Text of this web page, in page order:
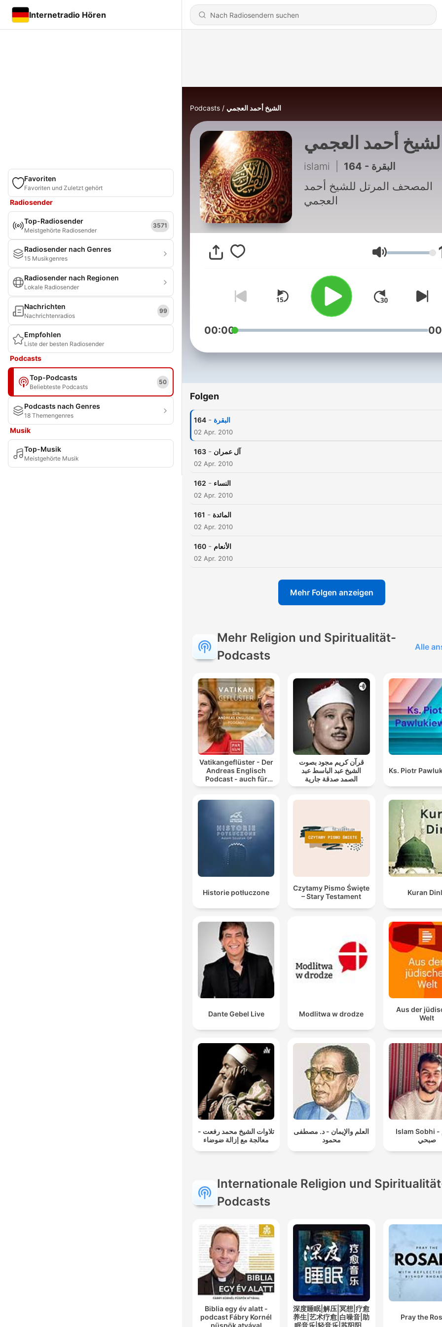
Internetradio Hören
Favoriten
Favoriten und Zuletzt gehört
Radiosender
Top-Radiosender
Meistgehörte Radiosender
3571
Radiosender nach Genres
15 Musikgenres
Radiosender nach Regionen
Lokale Radiosender
Nachrichten
Nachrichtenradios
99
Empfohlen
Liste der besten Radiosender
Podcasts
Top-Podcasts
Beliebteste Podcasts
50
Podcasts nach Genres
18 Themengenres
Musik
Top-Musik
Meistgehörte Musik
Podcasts الشيخ أحمد العجمي
الشيخ أحمد العجمي
islami 164 - البقرة
المصحف المرتل للشيخ أحمد
العجمي
Lautstärke
00:00
Folgen
164 - البقرة
02 Apr. 2010
163 - آل عمران
02 Apr. 2010
162 - النساء
02 Apr. 2010
161 - المائدة
02 Apr. 2010
160 - الأنعام
02 Apr. 2010
Mehr Folgen anzeigen
Mehr Religion und Spiritualität-
Podcasts
Alle
Vatikangeflüster - Der
Andreas Englisch
Podcast - auch für
Atheisten
قرآن كريم مجود بصوت
الشيخ عبد الباسط عبد
الصمد صدقة جارية
Ks. Piotr
Historie potłuczone
Czytamy Pismo Święte
– Stary Testament
Kuran
Dante Gebel Live Modlitwa w drodze
Aus der
Welt
تلاوات الشيخ محمد رفعت -
معالجة مع إزالة ضوضاء
العلم والإيمان - د. مصطفى
محمود
Islam Sobhi - إسلام
صبحي
Internationale Religion und
Podcasts
Biblia egy év alatt -
podcast Fábry Kornél
püspök atyával
深度睡眠|解压|冥想|疗愈
养生|艺术疗愈|白噪音|助
眠音乐|轻音乐|苏阳阳频
Pray the